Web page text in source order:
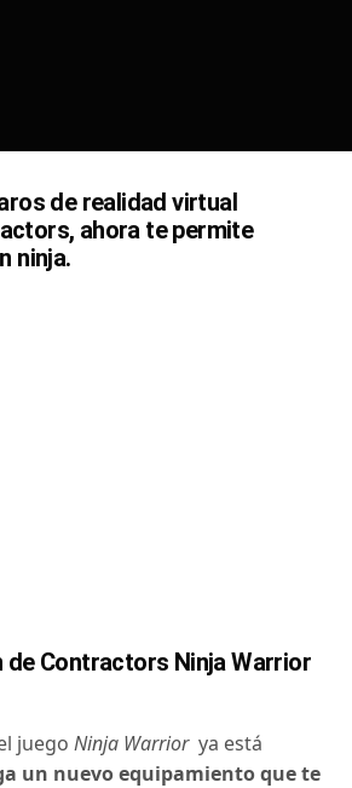
de realidad virtual
ahora te permite
ninja.
de Contractors Ninja Warrior
juegoNinja Warriorya está
un nuevo equipamiento que te